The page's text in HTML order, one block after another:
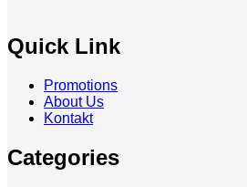
Quick Link
Promotions
About Us
Kontakt
Categories